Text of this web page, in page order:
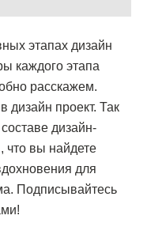
этапах дизайн
каждого этапа
расскажем.
дизайн проект. Так
дизайн-
что вы найдете
для
Подписывайтесь